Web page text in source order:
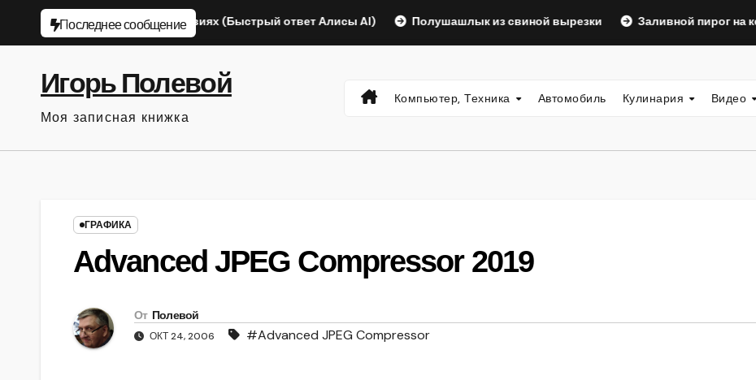
Перейти
Последнее сообщение
в домашних условиях (Быстрый ответ Алисы AI) Полушашлык из свиной вырезки Заливной пирог на кефире
Игорь Полевой
Моя записная книжка
Компьютер, Техника Автомобиль Кулинария Видео
ГРАФИКА
Advanced JPEG Compressor 2019
От Полевой
ОКТ 24, 2006
#Advanced JPEG Compressor